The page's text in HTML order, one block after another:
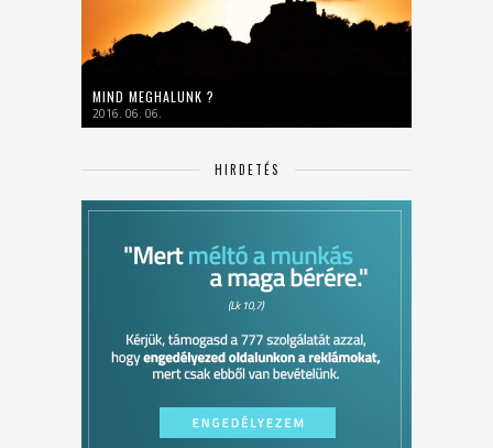
MIND MEGHALUNK ?
2016. 06. 06.
HIRDETÉS